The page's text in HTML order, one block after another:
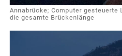
Annabrücke; Computer
die gesamte Brückenlänge